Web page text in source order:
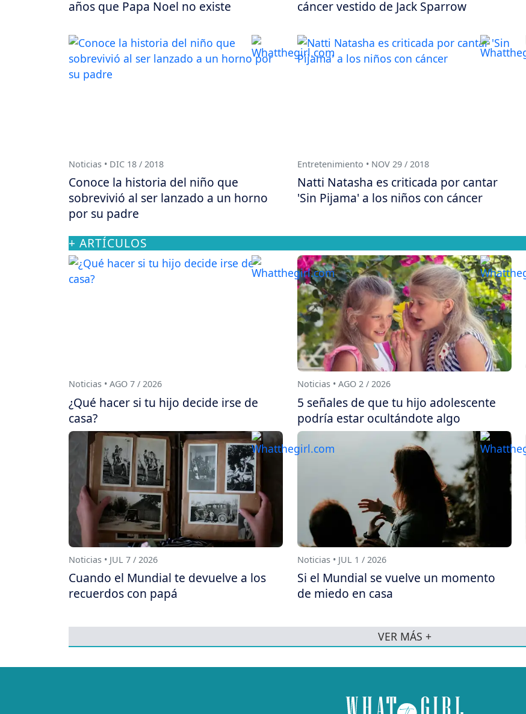
años que Papa Noel no existe
cáncer vestido de Jack Sparrow
Noticias • DIC 18 / 2018
Conoce la historia del niño que
sobrevivió al ser lanzado a un horno
por su padre
Entretenimiento • NOV 29 / 2018
Natti Natasha es criticada por cantar
'Sin Pijama' a los niños con cáncer
+ ARTÍCULOS
Noticias • AGO 7 / 2026
¿Qué hacer si tu hijo decide irse de
casa?
Noticias • AGO 2 / 2026
5 señales de que tu hijo adolescente
podría estar ocultándote algo
Noticias • JUL 7 / 2026
Cuando el Mundial te devuelve a los
recuerdos con papá
Noticias • JUL 1 / 2026
Si el Mundial se vuelve un momento
de miedo en casa
VER MÁS +